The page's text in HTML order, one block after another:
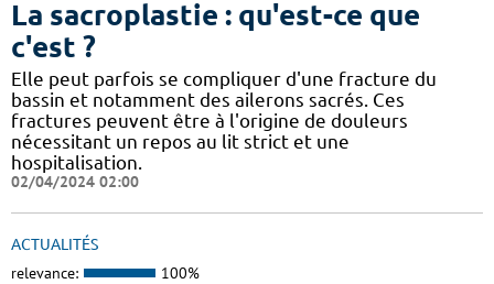
La sacroplastie : qu'est-ce que
c'est ?
Elle peut parfois se compliquer d'une fracture du
bassin et notamment des ailerons sacrés. Ces
fractures peuvent être à l'origine de douleurs
nécessitant un repos au lit strict et une
hospitalisation.
02/04/2024 02:00
ACTUALITÉS
relevance: 100%